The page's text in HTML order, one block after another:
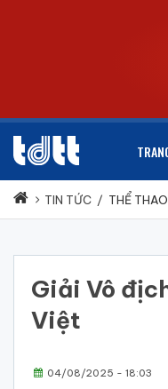
TIN TỨC / THỂ
Giải Vô
Việt
04/08/2025 - 18:03